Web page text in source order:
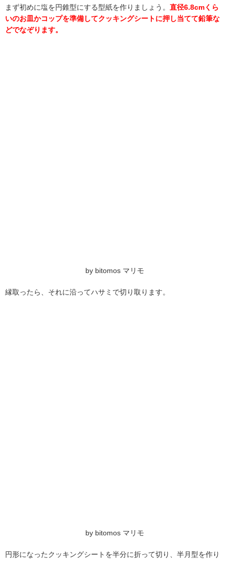
まず初めに塩を円錐型にする型紙を作りましょう。 直径6.8cmくら
いのお皿かコップを準備してクッキングシートに押し当てて鉛筆な
どでなぞります。
by bitomos マリモ
縁取ったら、それに沿ってハサミで切り取ります。
by bitomos マリモ
円形になったクッキングシートを半分に折って切り、半月型を作り